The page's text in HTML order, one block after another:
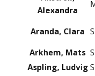
Alexandra
Aranda, Clara
Arkhem, Mats
Aspling, Ludvig